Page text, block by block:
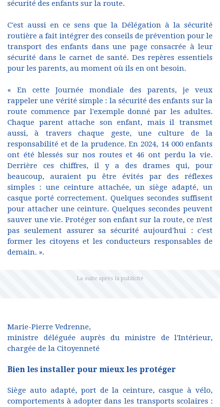
sécurité des enfants sur la route.
C'est aussi en ce sens que la Délégation à la sécurité
routière a fait intégrer des conseils de prévention pour le
transport des enfants dans une page consacrée à leur
sécurité dans le carnet de santé. Des repères essentiels
pour les parents, au moment où ils en ont besoin.
« En cette Journée mondiale des parents, je veux
rappeler une vérité simple : la sécurité des enfants sur la
route commence par l'exemple donné par les adultes.
Chaque parent attache son enfant, mais il transmet
aussi, à travers chaque geste, une culture de la
responsabilité et de la prudence. En 2024, 14 000 enfants
ont été blessés sur nos routes et 46 ont perdu la vie.
Derrière ces chiffres, il y a des drames qui, pour
beaucoup, auraient pu être évités par des réflexes
simples : une ceinture attachée, un siège adapté, un
casque porté correctement. Quelques secondes suffisent
pour attacher une ceinture. Quelques secondes peuvent
sauver une vie. Protéger son enfant sur la route, ce n'est
pas seulement assurer sa sécurité aujourd'hui : c'est
former les citoyens et les conducteurs responsables de
demain. ».
Marie-Pierre Vedrenne,
ministre déléguée auprès du ministre de l'Intérieur,
chargée de la Citoyenneté
Bien les installer pour mieux les protéger
Siège auto adapté, port de la ceinture, casque à vélo,
comportements à adopter dans les transports scolaires :